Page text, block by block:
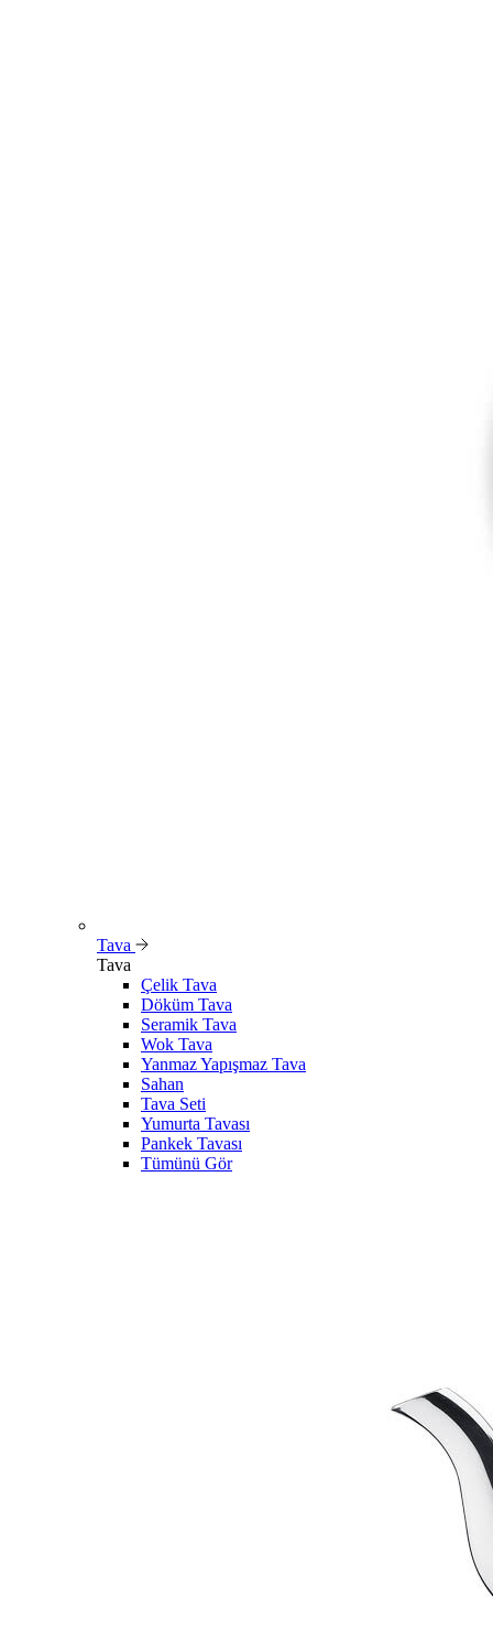
Tava
Tava
Çelik Tava
Döküm Tava
Seramik Tava
Wok Tava
Yanmaz Yapışmaz Tava
Sahan
Tava Seti
Yumurta Tavası
Pankek Tavası
Tümünü Gör